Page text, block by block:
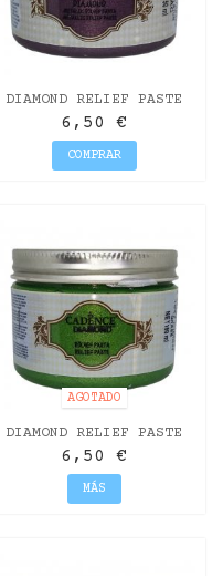
DIAMOND RELIEF PASTE
LILAC 150ML
6,50 €
COMPRAR
AGOTADO
DIAMOND RELIEF PASTE
GRASS 150ML
6,50 €
MÁS